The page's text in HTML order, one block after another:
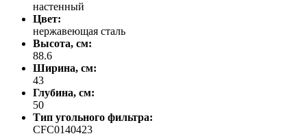
настенный
Цвет:
нержавеющая сталь
Высота, см:
88.6
Ширина, см:
43
Глубина, см:
50
Тип угольного фильтра:
CFC0140423